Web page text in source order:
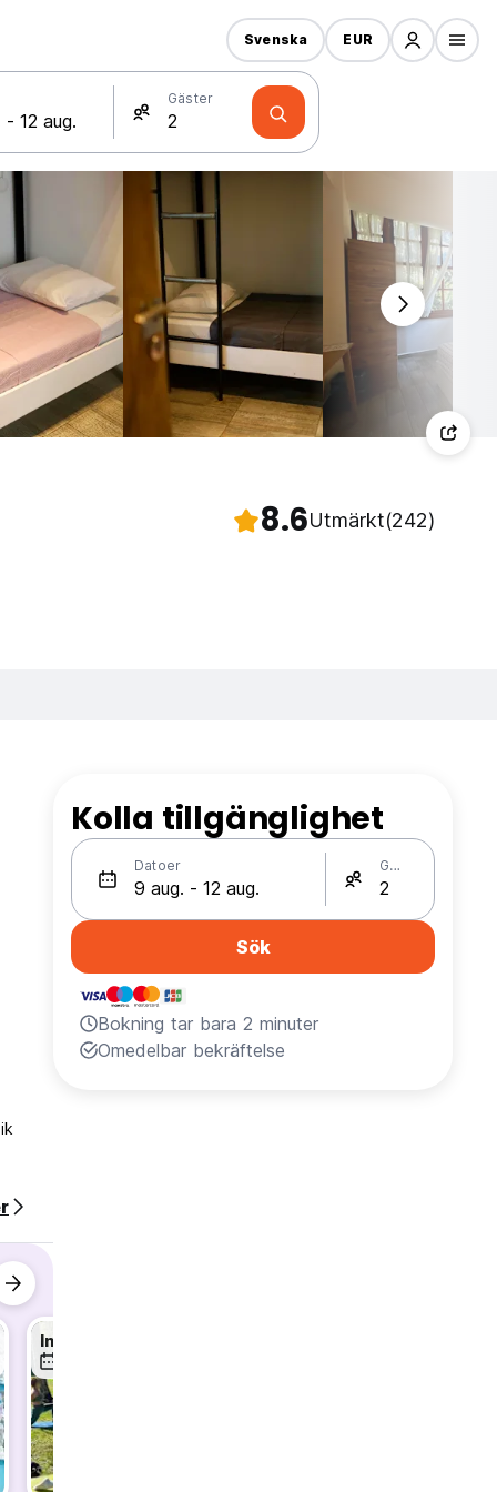
Gäster
Svenska EUR
8.6Utmärkt(242)
Kolla tillgänglighet
Datoer Gäster
Sök
Bokning tar bara 2 minuter
Omedelbar bekräftelse